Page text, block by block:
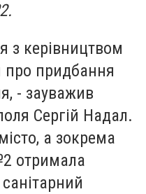
з керівництвом
про придбання
- зауважив
Сергій Надал.
а зокрема
отримала